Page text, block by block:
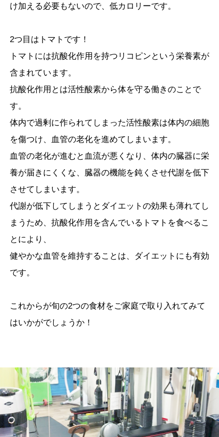
け加える必要もないので、低カロリーです。
2つ目はトマトです！
トマトには抗酸化作用を持つリコピンという栄養素が
含まれています。
抗酸化作用とは活性酸素から体を守る働きのことで
す。
体内で過剰に作られてしまった活性酸素は体内の細胞
を傷つけ、血管の老化を進めてしまいます。
血管の老化が進むと血流が悪くなり、体内の臓器に栄
養が届きにくくな、臓器の機能を鈍くさせ代謝を低下
させてしまいます。
代謝が低下してしまうとダイエットの効果も薄れてし
まうため、抗酸化作用を含んでいるトマトを食べるこ
とにより、
健やかな血管を維持することは、ダイエットにも有効
です。
これからが旬の2つの食材をご家庭で取り入れてみて
はいかがでしょうか！